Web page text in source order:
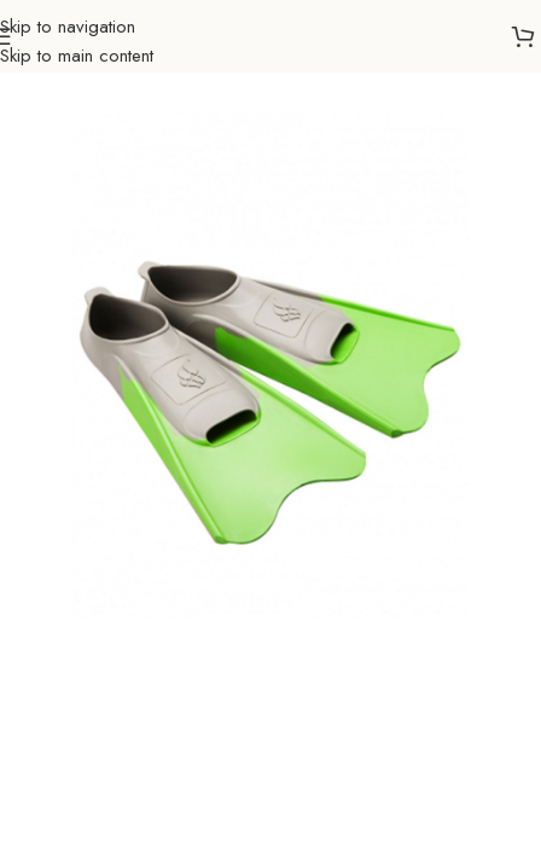
Skip to navigation
Skip to main content
Početna Sportovi